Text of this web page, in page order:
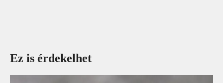
Ez is érdekelhet